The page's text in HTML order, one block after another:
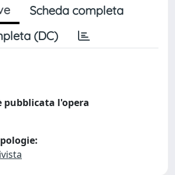
Scheda completa
(DC)
pubblicata l'opera